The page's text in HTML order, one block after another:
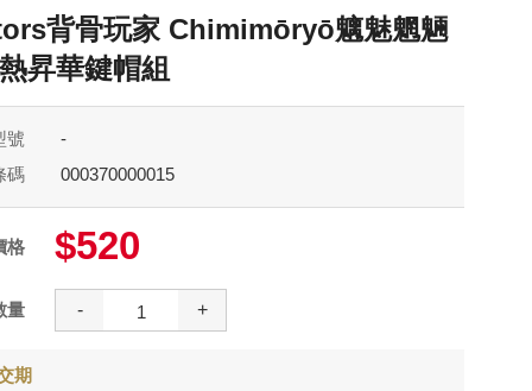
背骨玩家 Chimimōryō魑魅魍魎
昇華鍵帽組
號
-
碼
000370000015
格 $520
量 - +
期